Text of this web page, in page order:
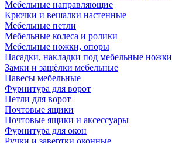
Мебельные направляющие
Крючки и вешалки настенные
Мебельные петли
Мебельные колеса и ролики
Мебельные ножки, опоры
Насадки, накладки под мебельные ножки
Замки и защёлки мебельные
Навесы мебельные
Фурнитура для ворот
Петли для ворот
Почтовые ящики
Почтовые ящики и аксессуары
Фурнитура для окон
Ручки и завертки оконные